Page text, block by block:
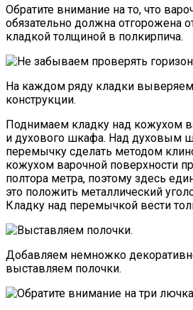
Обратите внимание на то, что
обязательно должна отгорожена
кладкой толщиной в полкирпича.
На каждом ряду кладки выверяем
конструкции.
Поднимаем кладку над кожухом
и духового шкафа. Над духовым
перемычку сделать методом
кожухом варочной поверхности
полтора метра, поэтому здесь
это положить металлический
Кладку над перемычкой вести
Добавляем немножко
выставляем полочки.